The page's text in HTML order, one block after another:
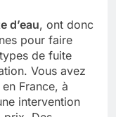
d’eau, ont donc
pour faire
de fuite
Vous avez
France, à
intervention